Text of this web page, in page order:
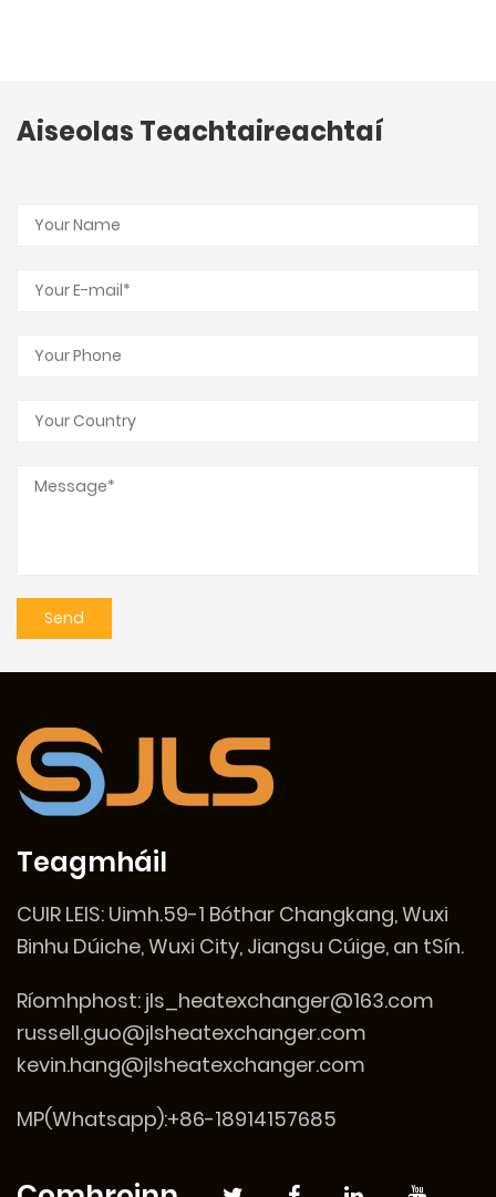
Aiseolas Teachtaireachtaí
Teagmháil
CUIR LEIS: Uimh.59-1 Bóthar Changkang, Wuxi
Binhu Dúiche, Wuxi City, Jiangsu Cúige, an tSín.
Ríomhphost: jls_heatexchanger@163.com
russell.guo@jlsheatexchanger.com
kevin.hang@jlsheatexchanger.com
MP(Whatsapp):+86-18914157685